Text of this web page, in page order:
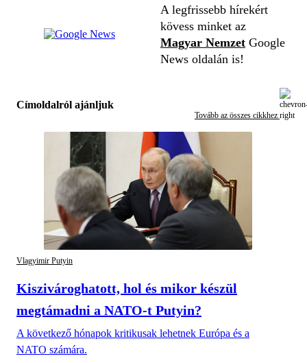
A legfrissebb hírekért
kövess minket az
Magyar Nemzet Google
News oldalán is!
Címoldalról ajánljuk
Tovább az összes cikkhez
Vlagyimir Putyin
Kiszivároghatott, hol és mikor készül
megtámadni a NATO-t Putyin?
A következő hónapok kritikusak lehetnek Európa és a
NATO számára.